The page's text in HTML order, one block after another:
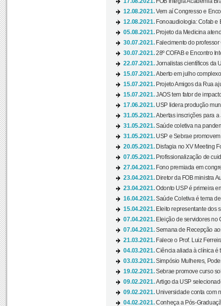
12.08.2021.Vem aí Congresso e
12.08.2021. Fonoaudiologia: Cofab e
05.08.2021. Projeto da Medicina
30.07.2021. Falecimento do
30.07.2021.28º COFAB e Encontro
22.07.2021.Jornalistas científicos da
15.07.2021.Aberto em julho
15.07.2021. Projeto Amigos da Rua
15.07.2021.JAOS tem fator de
17.06.2021. USP lidera produção
31.05.2021.Abertas inscrições para
31.05.2021.Saúde coletiva na
31.05.2021. USP e Sebrae
20.05.2021. Disfagia no XV Meeting
07.05.2021. Profissionalização de
27.04.2021. Fono premiada em
23.04.2021. Diretor da FOB ministra
23.04.2021.Odonto USP é primeira
16.04.2021.Saúde Coletiva é tema
15.04.2021. Eleito representante dos
07.04.2021. Eleição de servidores no
07.04.2021.Semana de Recepção
21.03.2021. Falece o Prof. Luiz
04.03.2021.Ciência aliada à clínica é
03.03.2021.Simpósio Mulheres,
19.02.2021.Sebrae promove curso
09.02.2021.Artigo da USP
09.02.2021. Universidade conta com
04.02.2021.Conheça a Pós-